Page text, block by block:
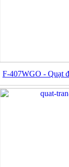
F-407WGO - Quạt